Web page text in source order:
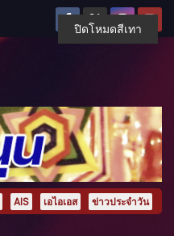
AIS เอไอเอส ข่าวประจำวัน
ปิดโหมดสีเทา